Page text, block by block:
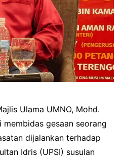
Ulama UMNO, Mohd.
membidas gesaan seorang
dijalankan terhadap
Idris (UPSI) susulan